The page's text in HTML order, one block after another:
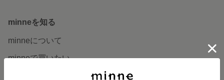
minneを知る
minneについて
minneで買いたい